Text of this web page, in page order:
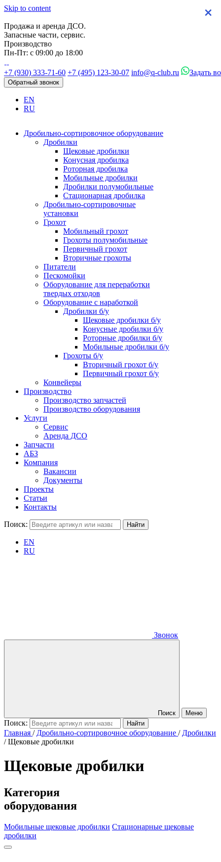
Skip to content
Продажа и аренда ДСО.
Запасные части, сервис.
Производство
Пн-Пт: с 09:00 до 18:00
+7 (930) 333-71-60 +7 (495) 123-30-07 info@q-club.ru Задать
Обратный звонок
EN
RU
Дробильно-сортировочное оборудование
Дробилки
Щековые дробилки
Конусная дробилка
Роторная дробилка
Мобильные дробилки
Дробилки полумобильные
Стационарная дробилка
Дробильно-сортировочные
установки
Грохот
Мобильный грохот
Грохоты полумобильные
Первичный грохот
Вторичные грохоты
Питатели
Пескомойки
Оборудование для переработки
твердых отходов
Оборудование с наработкой
Дробилки б/у
Щековые дробилки б/у
Конусные дробилки б/у
Роторные дробилки б/у
Мобильные дробилки б/у
Грохоты б/у
Вторичный грохот б/у
Первичный грохот б/у
Конвейеры
Производство
Производство запчастей
Производство оборудования
Услуги
Сервис
Аренда ДСО
Запчасти
АБЗ
Компания
Вакансии
Документы
Проекты
Статьи
Контакты
Поиск:
EN
RU
Звонок
Поиск Меню
Поиск:
Главная / Дробильно-сортировочное оборудование / Дробилки
/Щековые дробилки
Щековые дробилки
Категория
оборудования
Мобильные щековые дробилки Стационарные щековые
дробилки
×
×
×
×